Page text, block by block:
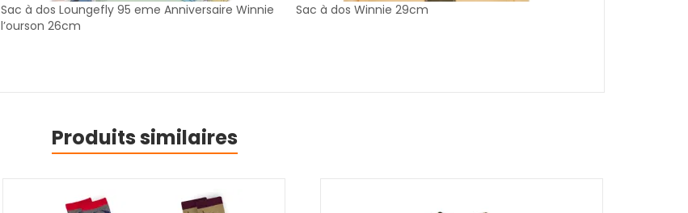
Sac à dos Loungefly 95 eme Anniversaire Winnie
l’ourson 26cm
Sac à dos Winnie 29cm
Produits similaires